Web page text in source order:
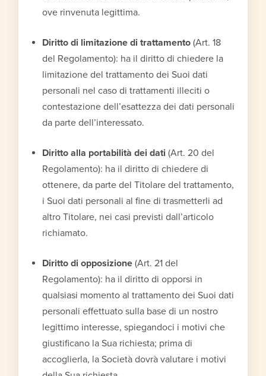
ove rinvenuta legittima.
Diritto di limitazione di trattamento (Art. 18
del Regolamento): ha il diritto di chiedere la
limitazione del trattamento dei Suoi dati
personali nel caso di trattamenti illeciti o
contestazione dell’esattezza dei dati personali
da parte dell’interessato.
Diritto alla portabilità dei dati (Art. 20 del
Regolamento): ha il diritto di chiedere di
ottenere, da parte del Titolare del trattamento,
i Suoi dati personali al fine di trasmetterli ad
altro Titolare, nei casi previsti dall’articolo
richiamato.
Diritto di opposizione (Art. 21 del
Regolamento): ha il diritto di opporsi in
qualsiasi momento al trattamento dei Suoi dati
personali effettuato sulla base di un nostro
legittimo interesse, spiegandoci i motivi che
giustificano la Sua richiesta; prima di
accoglierla, la Società dovrà valutare i motivi